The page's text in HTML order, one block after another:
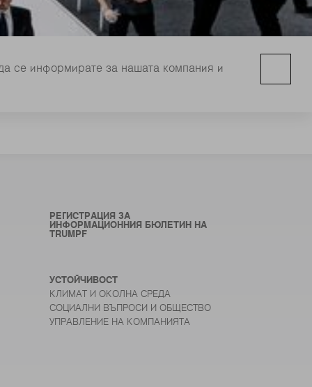
се информирате за нашата компания и
РЕГИСТРАЦИЯ ЗА
ИНФОРМАЦИОННИЯ БЮЛЕТИН НА
TRUMPF
УСТОЙЧИВОСТ
КЛИМАТ И ОКОЛНА СРЕДА
СОЦИАЛНИ ВЪПРОСИ И ОБЩЕСТВО
УПРАВЛЕНИЕ НА КОМПАНИЯТА